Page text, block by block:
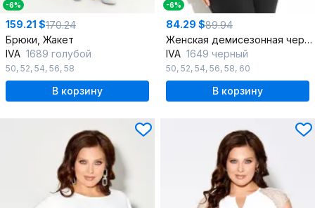
-6%
159.21 $170.24
Брюки, Жакет
IVA 1689 голубой
50, 52, 54, 56, 58
В корзину
-6%
84.29 $89.94
Женская демисезонная черная блуза с поясом из текстиля
IVA 1649 черный
50, 52, 54, 56, 58, 60
В корзину